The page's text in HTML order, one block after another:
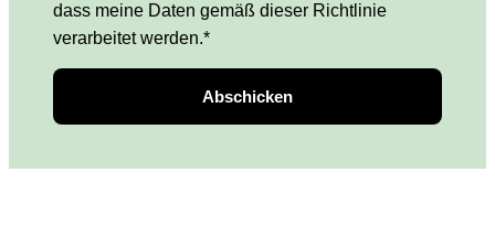
dass meine Daten gemäß dieser Richtlinie
verarbeitet werden.*
Abschicken